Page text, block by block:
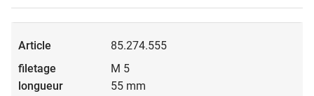
85.274.555
M 5
55 mm